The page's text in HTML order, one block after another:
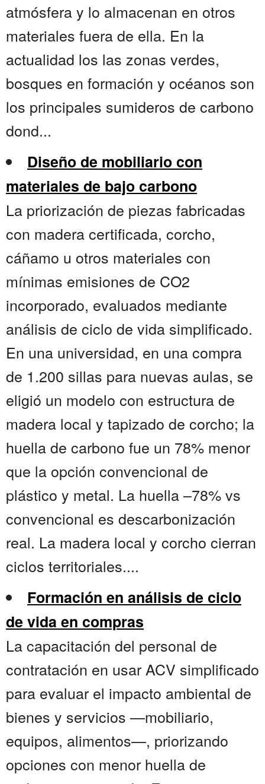
atmósfera y lo almacenan en otros
materiales fuera de ella. En la
actualidad los las zonas verdes,
bosques en formación y océanos son
los principales sumideros de carbono
dond...
Diseño de mobiliario con
materiales de bajo carbono
La priorización de piezas fabricadas
con madera certificada, corcho,
cáñamo u otros materiales con
mínimas emisiones de CO2
incorporado, evaluados mediante
análisis de ciclo de vida simplificado.
En una universidad, en una compra
de 1.200 sillas para nuevas aulas, se
eligió un modelo con estructura de
madera local y tapizado de corcho; la
huella de carbono fue un 78% menor
que la opción convencional de
plástico y metal. La huella –78% vs
convencional es descarbonización
real. La madera local y corcho cierran
ciclos territoriales....
Formación en análisis de ciclo
de vida en compras
La capacitación del personal de
contratación en usar ACV simplificado
para evaluar el impacto ambiental de
bienes y servicios —mobiliario,
equipos, alimentos—, priorizando
opciones con menor huella de